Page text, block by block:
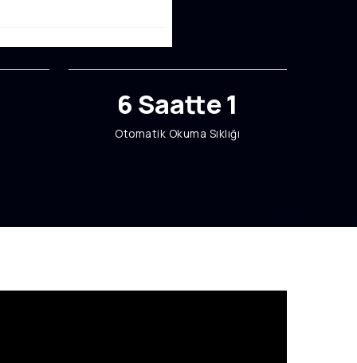
6 Saatte 1
Otomatik Okuma Sıklığı